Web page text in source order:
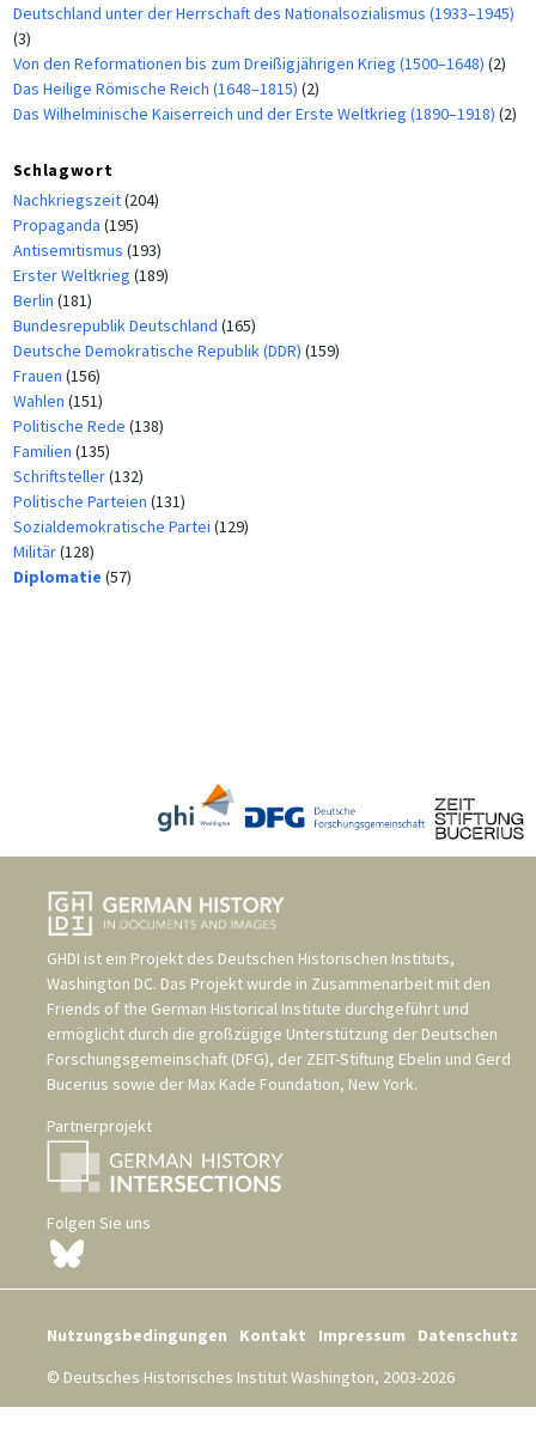
Deutschland unter der Herrschaft des Nationalsozialismus (1933–1945)
(3)
Von den Reformationen bis zum Dreißigjährigen Krieg (1500–1648) (2)
Das Heilige Römische Reich (1648–1815) (2)
Das Wilhelminische Kaiserreich und der Erste Weltkrieg (1890–1918) (2)
Schlagwort
Nachkriegszeit(204)
Propaganda (195)
Antisemitismus (193)
Erster Weltkrieg (189)
Berlin (181)
Bundesrepublik Deutschland (165)
Deutsche Demokratische Republik (DDR) (159)
Frauen (156)
Wahlen (151)
Politische Rede (138)
Familien (135)
Schriftsteller(132)
Politische Parteien (131)
Sozialdemokratische Partei (129)
Militär(128)
Diplomatie (57)
GHDI ist ein Projekt des Deutschen Historischen Instituts,
Washington DC. Das Projekt wurde in Zusammenarbeit mit den
Friends of the German Historical Institute durchgeführt und
ermöglicht durch die großzügige Unterstützung der Deutschen
Forschungsgemeinschaft (DFG), der ZEIT-Stiftung Ebelin und Gerd
Bucerius sowie der Max Kade Foundation, New York.
Partnerprojekt
Folgen Sie uns
Nutzungsbedingungen Kontakt Impressum
Datenschutz
© Deutsches Historisches Institut Washington, 2003-2026